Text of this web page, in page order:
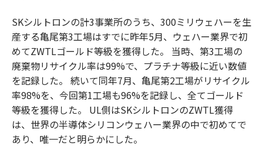
SKシルトロンの計3事業所のうち、300ミリウェハーを生
産する亀尾第3工場はすでに昨年5月、ウェハー業界で初
めてZWTLゴールド等級を獲得した。 当時、第3工場の
廃棄物リサイクル率は99%で、プラチナ等級に近い数値
を記録した。 続いて同年7月、亀尾第2工場がリサイクル
率98%を、今回第1工場も96%を記録し、全てゴールド
等級を獲得した。 UL側はSKシルトロンのZWTL獲得
は、世界の半導体シリコンウェハー業界の中で初めてで
あり、唯一だと明らかにした。